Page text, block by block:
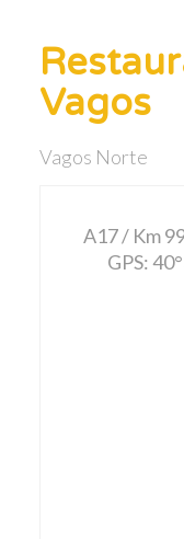
Vagos
Vagos Norte
A17 / Km
GPS: